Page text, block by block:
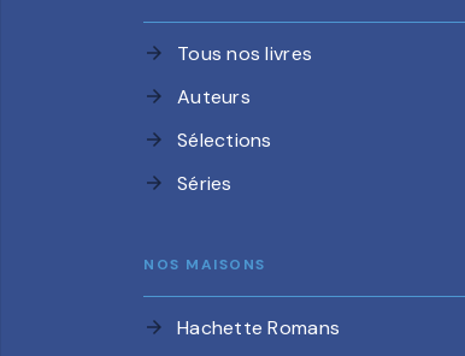
arrow_forward Tous nos livres
arrow_forward Auteurs
arrow_forward Sélections
arrow_forward Séries
NOS MAISONS
arrow_forward Hachette Romans